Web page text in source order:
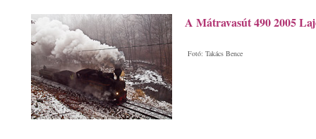
A Mátravasút 490 2005
Fotó: Takács Bence